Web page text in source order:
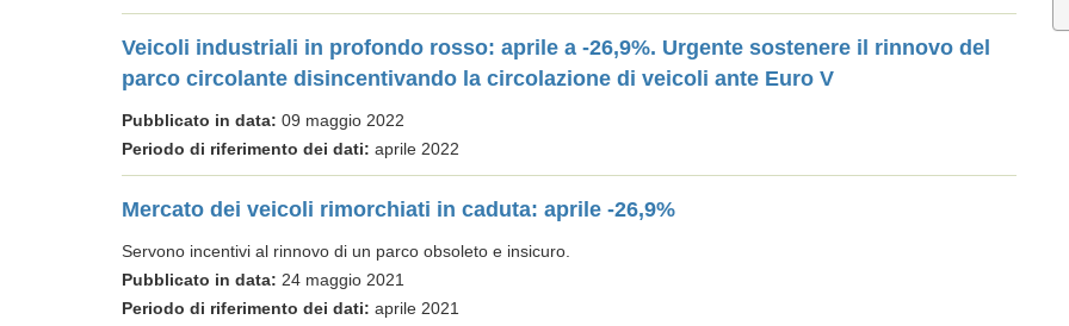
Veicoli industriali in profondo rosso: aprile a -26,9%. Urgente sostenere il rinnovo del
parco circolante disincentivando la circolazione di veicoli ante Euro V
Pubblicato in data: 09 maggio 2022
Periodo di riferimento dei dati: aprile 2022
Mercato dei veicoli rimorchiati in caduta: aprile -26,9%
Servono incentivi al rinnovo di un parco obsoleto e insicuro.
Pubblicato in data: 24 maggio 2021
Periodo di riferimento dei dati: aprile 2021